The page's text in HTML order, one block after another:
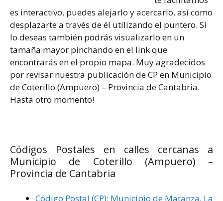
es interactivo, puedes alejarlo y acercarlo, así como
desplazarte a través de él utilizando el puntero. Si
lo deseas también podrás visualizarlo en un
tamaña mayor pinchando en el link que
encontrarás en el propio mapa. Muy agradecidos
por revisar nuestra publicación de CP en Municipio
de Coterillo (Ampuero) – Provincia de Cantabria.
Hasta otro momento!
Códigos Postales en calles cercanas a
Municipio de Coterillo (Ampuero) –
Provincia de Cantabria
Código Postal (CP): Municipio de Matanza, La